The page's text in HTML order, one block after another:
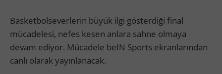
Basketbolseverlerin büyük ilgi gösterdiği final
mücadelesi, nefes kesen anlara sahne olmaya
devam ediyor. Mücadele beIN Sports ekranlarından
canlı olarak yayınlanacak.